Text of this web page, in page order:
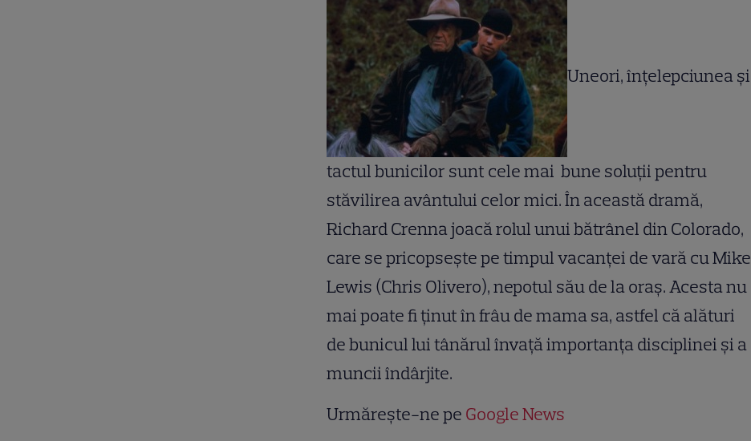
Uneori, înţelepciunea şi
tactul bunicilor sunt cele mai bune soluţii pentru
stăvilirea avântului celor mici. În această dramă,
Richard Crenna joacă rolul unui bătrânel din Colorado,
care se pricopseşte pe timpul vacanţei de vară cu Mike
Lewis (Chris Olivero), nepotul său de la oraş. Acesta nu
mai poate fi ţinut în frâu de mama sa, astfel că alături
de bunicul lui tânărul învaţă importanţa disciplinei şi a
muncii îndârjite.
Urmărește-ne pe Google News